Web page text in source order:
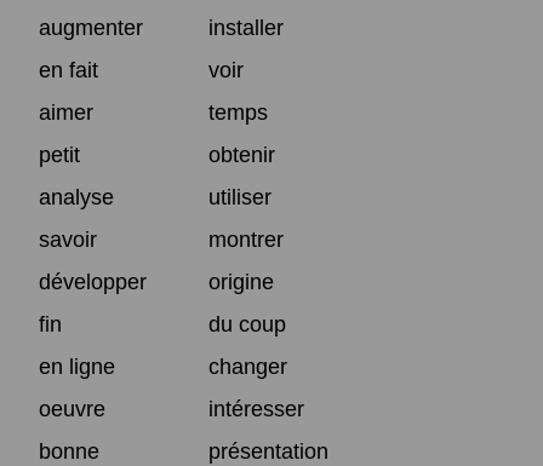
augmenter
installer
en fait
voir
aimer
temps
petit
obtenir
analyse
utiliser
savoir
montrer
développer
origine
fin
du coup
en ligne
changer
oeuvre
intéresser
bonne
présentation